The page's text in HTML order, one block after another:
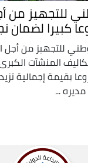
للتجهيز من
للتجهيز من أجل
المنشآت الكبرى,
...